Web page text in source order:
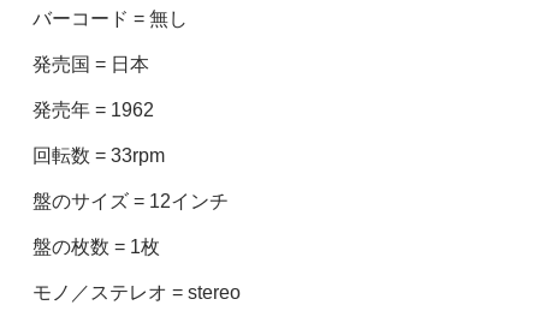
バーコード = 無し
発売国 = 日本
発売年 = 1962
回転数 = 33rpm
盤のサイズ = 12インチ
盤の枚数 = 1枚
モノ／ステレオ = stereo